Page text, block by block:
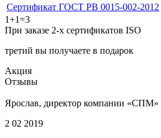
Сертификат ГОСТ РВ 0015-002-2012
1+1=3
При заказе 2-х сертификатов ISO
третий вы получаете в подарок
Акция
Отзывы
Ярослав, директор компании «СПМ»
2 02 2019